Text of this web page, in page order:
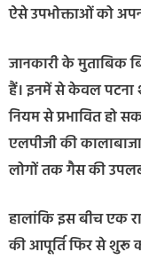
ऐसे उपभोक्ताओं को
जानकारी के मुताबिक
हैं। इनमें से केवल पटना
नियम से प्रभावित हो
एलपीजी की
लोगों तक गैस की
हालांकि इस बीच एक
की आपूर्ति फिर से शुरू